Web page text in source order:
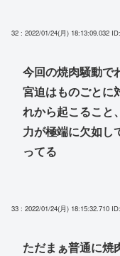
32 : 2022/01/24(月) 18:13:09.032
今回の焼肉騒動で
宮迫はものごとに
れから起こること
力が極端に欠如し
ってる
33 : 2022/01/24(月) 18:15:32.710
ただまぁ普通に焼